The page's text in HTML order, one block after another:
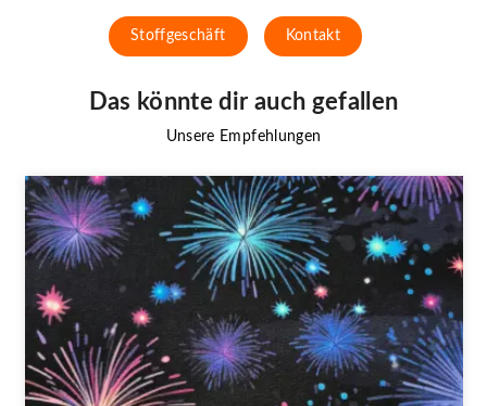
Stoffgeschäft Kontakt
Das könnte dir auch gefallen
Unsere Empfehlungen